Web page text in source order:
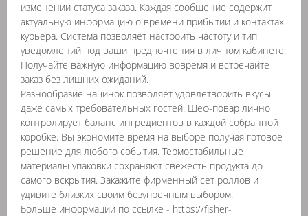
изменении статуса заказа. Каждая сообщение содержит
актуальную информацию о времени прибытии и контактах
курьера. Система позволяет настроить частоту и тип
уведомлений под ваши предпочтения в личном кабинете.
Получайте важную информацию вовремя и встречайте
заказ без лишних ожиданий.
Разнообразие начинок позволяет удовлетворить вкусы
даже самых требовательных гостей. Шеф-повар лично
контролирует баланс ингредиентов в каждой собранной
коробке. Вы экономите время на выборе получая готовое
решение для любого события. Термостабильные
материалы упаковки сохраняют свежесть продукта до
самого вскрытия. Закажите фирменный сет роллов и
удивите близких своим безупречным выбором.
Больше информации по ссылке - https://fisher-